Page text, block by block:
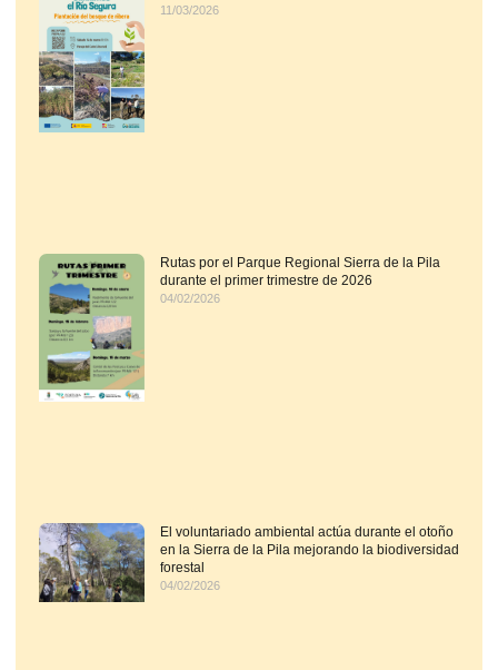
11/03/2026
Rutas por el Parque Regional Sierra de la Pila
durante el primer trimestre de 2026
04/02/2026
El voluntariado ambiental actúa durante el otoño
en la Sierra de la Pila mejorando la biodiversidad
forestal
04/02/2026